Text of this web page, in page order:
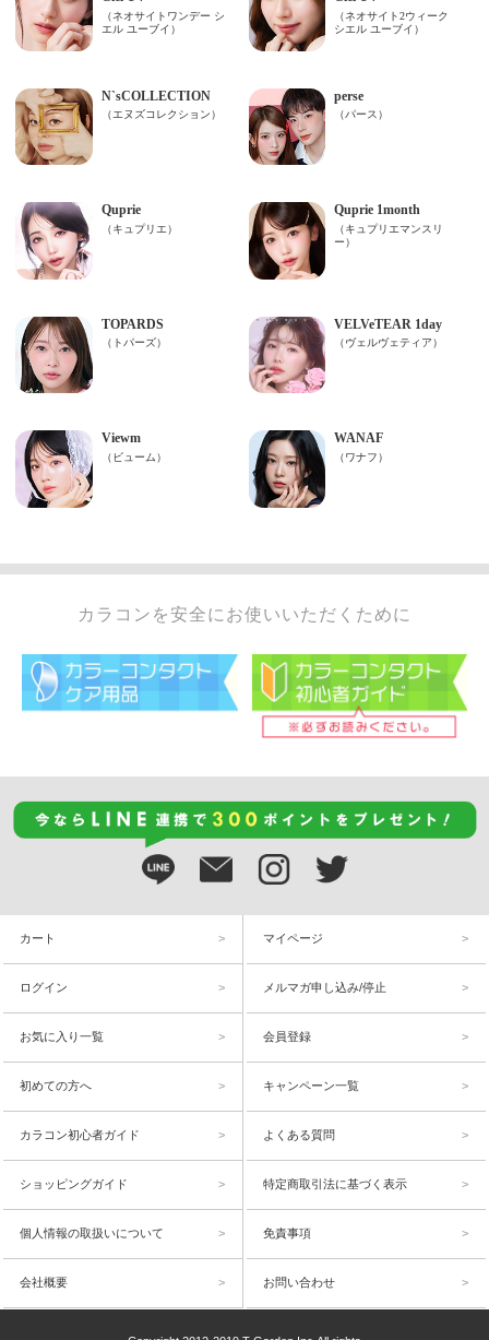
カラコンを安全にお使いいただくために
カート マイページ
ログイン メルマガ申し込み/停止
お気に入り一覧 会員登録
初めての方へ キャンペーン一覧
カラコン初心者ガイド よくある質問
ショッピングガイド 特定商取引法に基づく表示
個人情報の取扱いについて 免責事項
会社概要 お問い合わせ